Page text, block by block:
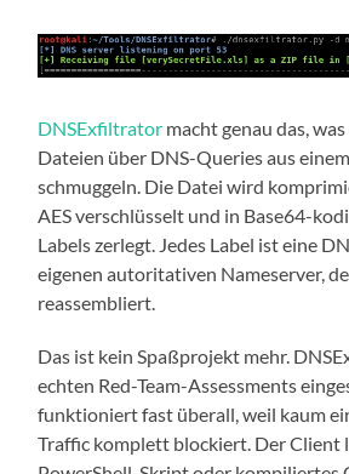
DNSExfiltrator macht genau das,
Dateien über DNS-Queries aus
schmuggeln. Die Datei wird
AES verschlüsselt und in Base64-
Labels zerlegt. Jedes Label ist eine
eigenen autoritativen Nameserver,
reassembliert.
Das ist kein Spaßprojekt mehr.
echten Red-Team-Assessments
funktioniert fast überall, weil kaum
Traffic komplett blockiert. Der Client